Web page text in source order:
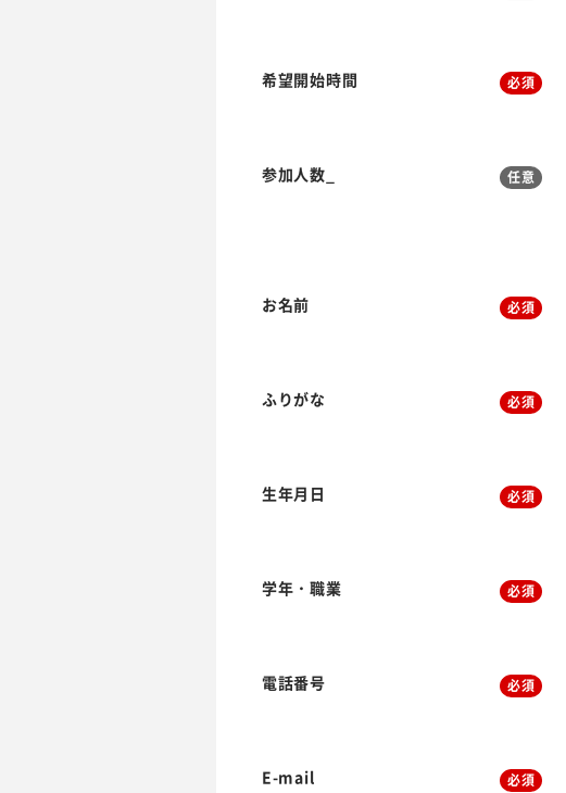
希望開始時間 必須
参加人数_ 任意
お名前 必須
ふりがな 必須
生年月日 必須
学年・職業 必須
電話番号 必須
E-mail 必須